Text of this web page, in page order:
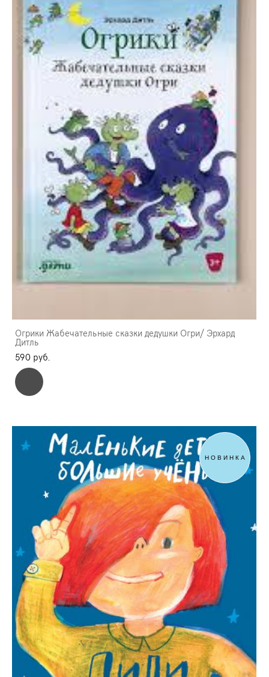
Огрики Жабечательные сказки дедушки Огри/ Эрхард
Дитль
590 pуб.
НОВИНКА